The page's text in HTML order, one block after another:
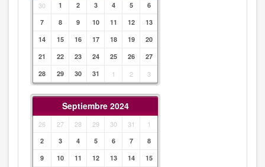
30 1 2 3 4 5
6
7
8 9 10 11 12
13
14
15 16 17 18 19
20
21
22 23 24 25 26
27
28
29 30 31 1 2 3
Septiembre 2024
26 27 28 29 30 31 1
2 3 4 5 6 7
8
9
10 11 12 13 14
15